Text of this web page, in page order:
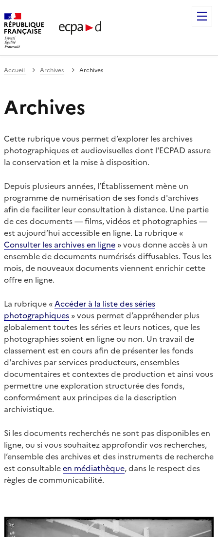
de communication et de production
Accueil Archives Archives
Archives
Cette rubrique vous permet d’explorer les archives
photographiques et audiovisuelles dont l'ECPAD assure
la conservation et la mise à disposition.
Depuis plusieurs années, l’Établissement mène un
programme de numérisation de ses fonds d'archives
afin de faciliter leur consultation à distance. Une partie
de ces documents — films, vidéos et photographies —
est aujourd’hui accessible en ligne. La rubrique «
Consulter les archives en ligne » vous donne accès à un
ensemble de documents numérisés diffusables. Tous les
mois, de nouveaux documents viennent enrichir cette
offre en ligne.
La rubrique « Accéder à la liste des séries
photographiques » vous permet d’appréhender plus
globalement toutes les séries et leurs notices, que les
photographies soient en ligne ou non. Un travail de
classement est en cours afin de présenter les fonds
d'archives par services producteurs, ensembles
documentaires et contextes de production et ainsi vous
permettre une exploration structurée des fonds,
conformément aux principes de la description
archivistique.
Si les documents recherchés ne sont pas disponibles en
ligne, ou si vous souhaitez approfondir vos recherches,
l’ensemble des archives et des instruments de recherche
est consultableen médiathèque, dans le respect des
règles de communicabilité.